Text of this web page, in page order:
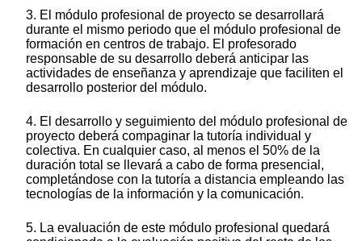
3. El módulo profesional de proyecto se desarrollará
durante el mismo periodo que el módulo profesional de
formación en centros de trabajo. El profesorado
responsable de su desarrollo deberá anticipar las
actividades de enseñanza y aprendizaje que faciliten el
desarrollo posterior del módulo.
4. El desarrollo y seguimiento del módulo profesional de
proyecto deberá compaginar la tutoría individual y
colectiva. En cualquier caso, al menos el 50% de la
duración total se llevará a cabo de forma presencial,
completándose con la tutoría a distancia empleando las
tecnologías de la información y la comunicación.
5. La evaluación de este módulo profesional quedará